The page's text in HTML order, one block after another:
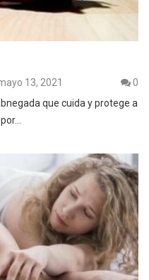
13, 2021
0
que cuida y protege a